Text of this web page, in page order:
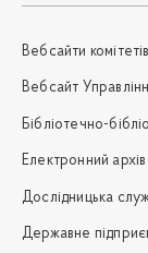
Вебсайти
Вебсайт
Бібліотечно-
Електронний
Дослідницька
Державне